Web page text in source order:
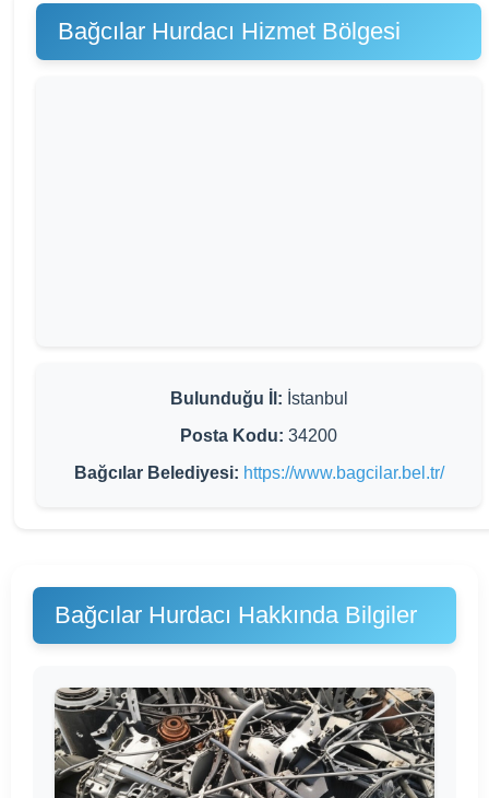
Bağcılar Hurdacı Hizmet Bölgesi
Bulunduğu İl: İstanbul
Posta Kodu: 34200
Bağcılar Belediyesi: https://www.bagcilar.bel.tr/
Bağcılar Hurdacı Hakkında Bilgiler